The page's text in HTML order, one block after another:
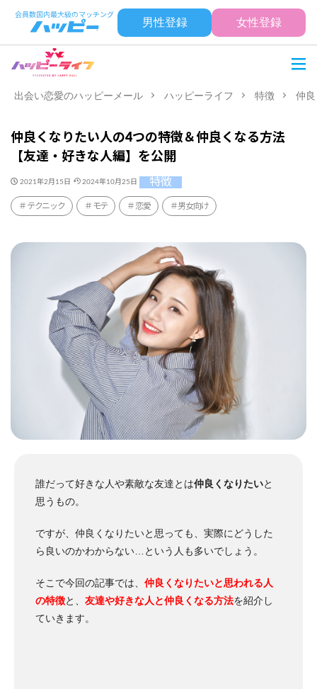
男性登録 女性登録
出会い恋愛のハッピーメール ハッピーライフ 特徴 仲
仲良くなりたい人の4つの特徴＆仲良くなる方法
【友達・好きな人編】を公開
2021年2月15日 2024年10月25日 特徴
テクニック モテ 恋愛 男女向け
誰だって好きな人や素敵な友達とは仲良くなりたいと
思うもの。
ですが、仲良くなりたいと思っても、実際にどうした
ら良いのかわからない…という人も多いでしょう。
そこで今回の記事では、 仲良くなりたいと思われる人
の特徴と、 友達や好きな人と仲良くなる方法を紹介し
ていきます。